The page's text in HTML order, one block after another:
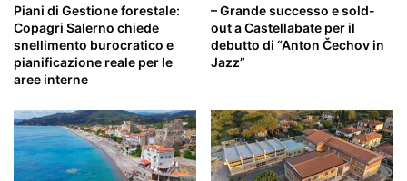
Piani di Gestione forestale:
Copagri Salerno chiede
snellimento burocratico e
pianificazione reale per le
aree interne
– Grande successo e sold-
out a Castellabate per il
debutto di “Anton Čechov in
Jazz”